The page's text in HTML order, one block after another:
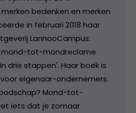
bedenken en merken
in februari 2018 haar
LannooCampus:
mond-tot-mondreclame
drie stappen'. Haar boek is
eigenaar-ondernemers.
Mond-tot-
iets dat je zomaar